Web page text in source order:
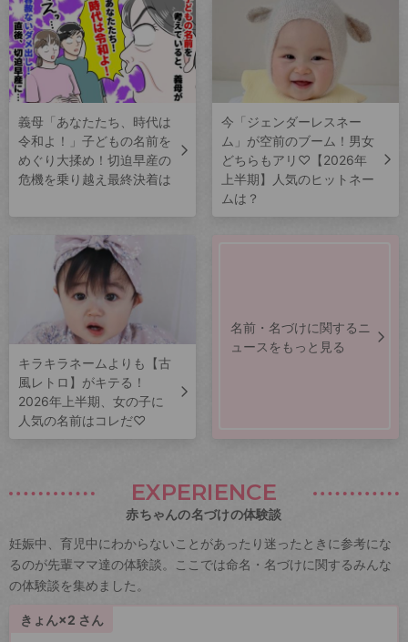
義母「あなたたち、時代は
令和よ！」子どもの名前を
めぐり大揉め！切迫早産の
危機を乗り越え最終決着は
今「ジェンダーレスネー
ム」が空前のブーム！男女
どちらもアリ♡【2026年
上半期】人気のヒットネー
ムは？
キラキラネームよりも【古
風レトロ】がキテる！
2026年上半期、女の子に
人気の名前はコレだ♡
名前・名づけに関するニ
ュースをもっと見る
EXPERIENCE
赤ちゃんの名づけの体験談
妊娠中、育児中にわからないことがあったり迷ったときに参考にな
るのが先輩ママ達の体験談。ここでは命名・名づけに関するみんな
の体験談を集めました。
きょん×2 さん